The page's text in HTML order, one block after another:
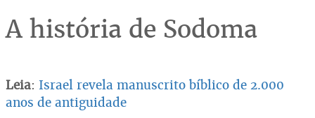
A história de Sodoma
Leia: Israel revela manuscrito bíblico de 2.000
anos de antiguidade